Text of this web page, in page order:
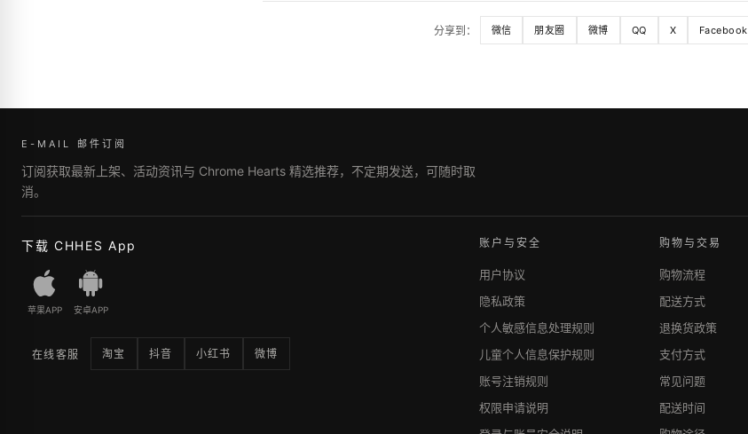
分享到： 微信 朋友圈 微博 QQ X Facebook
E-MAIL 邮件订阅
订阅获取最新上架、活动资讯与 Chrome Hearts 精选推荐，不定期发送，可随时取
消。
下载 CHHES App
苹果APP 安卓APP
在线客服 淘宝 抖音 小红书 微博
账户与安全
用户协议
隐私政策
个人敏感信息处理规则
儿童个人信息保护规则
账号注销规则
权限申请说明
购物与交易
购物流程
配送方式
退换货政策
支付方式
常见问题
配送时间